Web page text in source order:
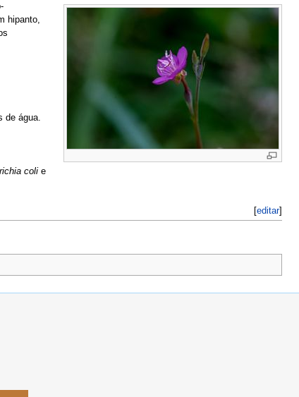
hipanto,
de água.
coli e
[editar]